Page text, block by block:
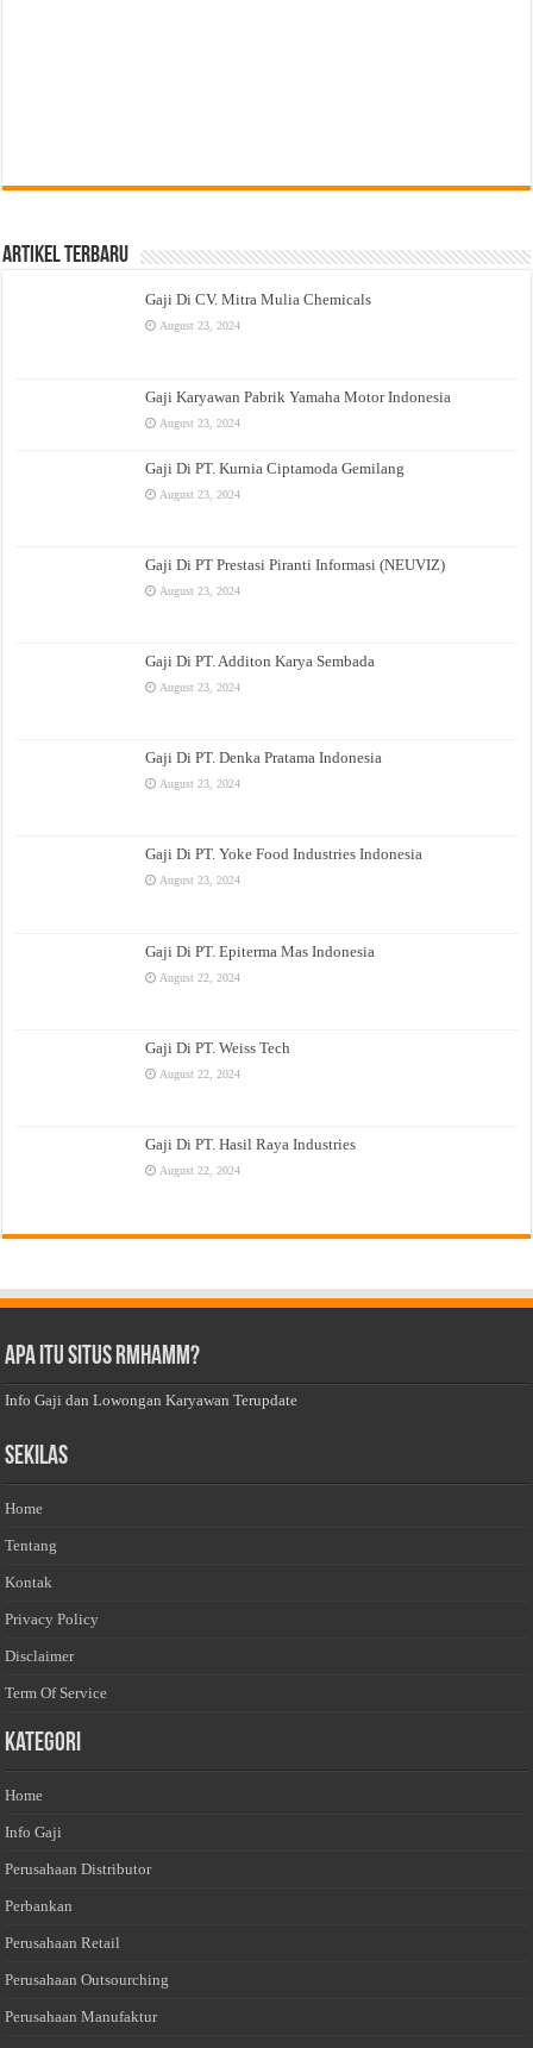
Artikel Terbaru
Gaji Di CV. Mitra Mulia Chemicals
August 23, 2024
Gaji Karyawan Pabrik Yamaha Motor Indonesia
August 23, 2024
Gaji Di PT. Kurnia Ciptamoda Gemilang
August 23, 2024
Gaji Di PT Prestasi Piranti Informasi (NEUVIZ)
August 23, 2024
Gaji Di PT. Additon Karya Sembada
August 23, 2024
Gaji Di PT. Denka Pratama Indonesia
August 23, 2024
Gaji Di PT. Yoke Food Industries Indonesia
August 23, 2024
Gaji Di PT. Epiterma Mas Indonesia
August 22, 2024
Gaji Di PT. Weiss Tech
August 22, 2024
Gaji Di PT. Hasil Raya Industries
August 22, 2024
Apa Itu Situs Rmhamm?
Info Gaji dan Lowongan Karyawan Terupdate
Sekilas
Home
Tentang
Kontak
Privacy Policy
Disclaimer
Term Of Service
Kategori
Home
Info Gaji
Perusahaan Distributor
Perbankan
Perusahaan Retail
Perusahaan Outsourching
Perusahaan Manufaktur